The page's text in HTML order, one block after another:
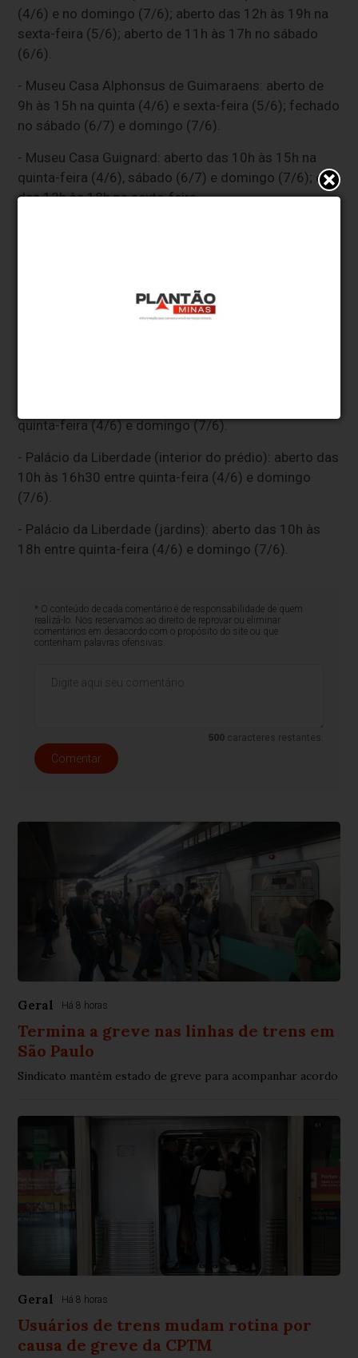
(4/6) e no domingo (7/6); aberto das 12h às 19h na
sexta-feira (5/6); aberto de 11h às 17h no sábado
(6/6).
- Museu Casa Alphonsus de Guimaraens: aberto de
9h às 15h na quinta (4/6) e sexta-feira (5/6); fechado
no sábado (6/7) e domingo (7/6).
- Museu Casa Guignard: aberto das 10h às 15h na
quinta-feira (4/6), sábado (6/7) e domingo (7/6); e
das 12h às 18h na sexta-feira.
domingo (7/6); aberto das 12h às 19h na sexta-feira
(5/6); aberto de 11h às 17h no sábado (6/6).
quinta-feira (4/6) e domingo (7/6).
- Palácio da Liberdade (interior do prédio): aberto das
10h às 16h30 entre quinta-feira (4/6) e domingo
(7/6).
- Palácio da Liberdade (jardins): aberto das 10h às
18h entre quinta-feira (4/6) e domingo (7/6).
* O conteúdo de cada comentário é de responsabilidade de quem
realizá-lo. Nos reservamos ao direito de reprovar ou eliminar
comentários em desacordo com o propósito do site ou que
contenham palavras ofensivas.
500 caracteres restantes.
Comentar
Geral Há 8 horas
Termina a greve nas linhas de trens em
São Paulo
Sindicato mantém estado de greve para acompanhar acordo
Geral Há 8 horas
Usuários de trens mudam rotina por
causa de greve da CPTM